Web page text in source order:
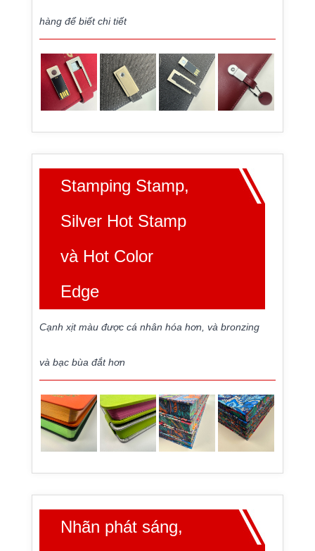
hàng để biết chi tiết
Stamping Stamp,
Silver Hot Stamp
và Hot Color
Edge
Cạnh xịt màu được cá nhân hóa hơn, và bronzing
và bạc bùa đắt hơn
Nhãn phát sáng,